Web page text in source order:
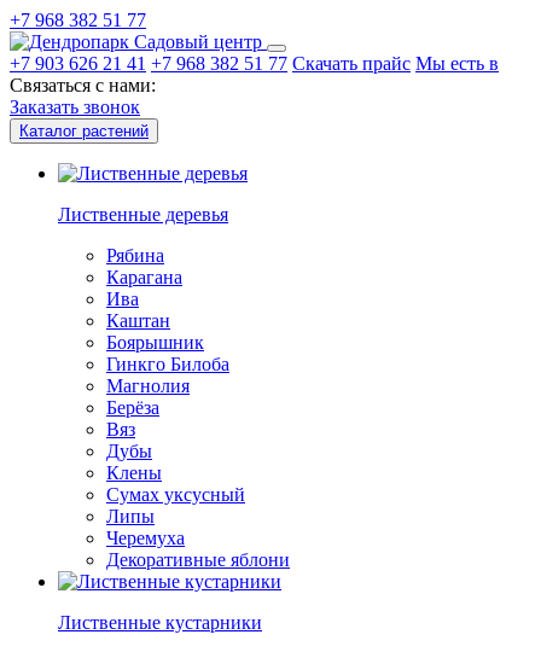
+7 968 382 51 77
Садовый центр
+7 903 626 21 41 +7 968 382 51 77 Скачать прайс Мы есть в
Связаться с нами:
Заказать звонок
Каталог растений
Лиственные деревья
Рябина
Карагана
Ива
Каштан
Боярышник
Гинкго Билоба
Магнолия
Берёза
Вяз
Дубы
Клены
Сумах уксусный
Липы
Черемуха
Декоративные яблони
Лиственные кустарники